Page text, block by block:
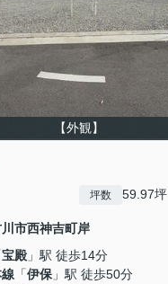
【外観】
坪数 59.97坪
市西神吉町岸
宝殿 」駅 徒歩14分
「伊保」駅 徒歩50分